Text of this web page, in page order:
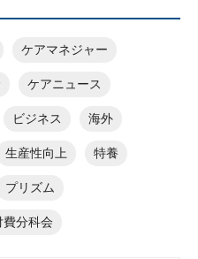
ケアマネジャー
ケアニュース
ビジネス 海外
生産性向上 特養
プリズム
分科会